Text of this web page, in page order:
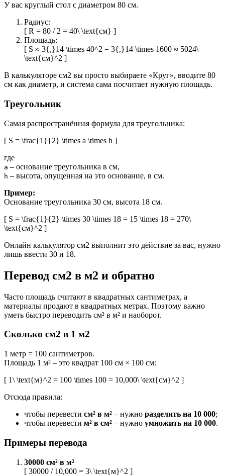
У вас круглый стол с диаметром 80 см.
Радиус:
[ R = 80 / 2 = 40\ \text{см} ]
Площадь:
[ S ≈ 3{,}14 \times 40^2 = 3{,}14 \times 1600 ≈ 5024\
\text{см}^2 ]
В калькуляторе см2 вы просто выбираете «Круг», вводите 80
см как диаметр, и система сама посчитает нужную площадь.
Треугольник
Самая распространённая формула для треугольника:
[ S = \frac{1}{2} \times a \times h ]
где
a – основание треугольника в см,
h – высота, опущенная на это основание, в см.
Пример:
Основание треугольника 30 см, высота 18 см.
[ S = \frac{1}{2} \times 30 \times 18 = 15 \times 18 = 270\
\text{см}^2 ]
Онлайн калькулятор см2 выполнит это действие за вас, нужно
лишь ввести 30 и 18.
Перевод см2 в м2 и обратно
Часто площадь считают в квадратных сантиметрах, а
материалы продают в квадратных метрах. Поэтому важно
уметь быстро переводить см² в м² и наоборот.
Сколько см2 в 1 м2
1 метр = 100 сантиметров.
Площадь 1 м² – это квадрат 100 см × 100 см:
[ 1\ \text{м}^2 = 100 \times 100 = 10,000\ \text{см}^2 ]
Отсюда правила:
чтобы перевести см² в м² – нужно разделить на 10 000;
чтобы перевести м² в см² – нужно умножить на 10 000.
Примеры перевода
30000 см² в м²
[ 30000 / 10,000 = 3\ \text{м}^2 ]